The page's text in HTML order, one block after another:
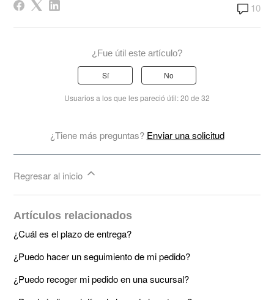
10
¿Fue útil este artículo?
Sí No
Usuarios a los que les pareció útil: 20 de 32
¿Tiene más preguntas? Enviar una solicitud
Regresar al inicio
Artículos relacionados
¿Cuál es el plazo de entrega?
¿Puedo hacer un seguimiento de mi pedido?
¿Puedo recoger mi pedido en una sucursal?